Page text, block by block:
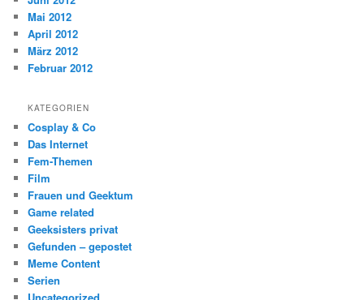
Mai 2012
April 2012
März 2012
Februar 2012
KATEGORIEN
Cosplay & Co
Das Internet
Fem-Themen
Film
Frauen und Geektum
Game related
Geeksisters privat
Gefunden – gepostet
Meme Content
Serien